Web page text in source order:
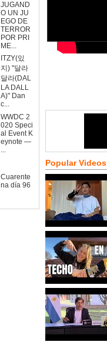
JUGAND
O UN JU
EGO DE
TERROR
POR PRI
ME...
ITZY(있
지) "달라
달라(DAL
LA DALL
A)" Dan
c...
WWDC 2
020 Speci
al Event K
eynote —
...
Cuarente
na día 96
Popular Videos